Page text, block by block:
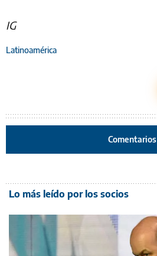
IG
Latinoamérica
Comentarios
Lo más leído por los socios